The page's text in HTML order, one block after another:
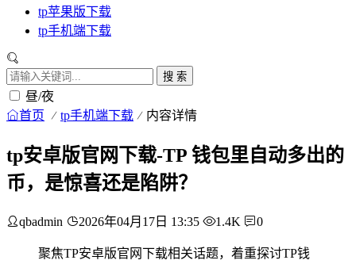
tp苹果版下载
tp手机端下载
搜 索
昼/夜
首页 tp手机端下载 内容详情
tp安卓版官网下载-TP 钱包里自动多出的
币，是惊喜还是陷阱？
qbadmin 2026年04月17日 13:35 1.4K 0
聚焦TP安卓版官网下载相关话题，着重探讨TP钱